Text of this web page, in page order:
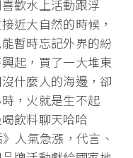
歡水上活動跟浮
近大自然的時候，
暫時忘記外界的紛
起，買了一大堆東
什麼人的海邊，卻
，火就是生不起
飲料聊天哈哈
人氣急漲，代言、